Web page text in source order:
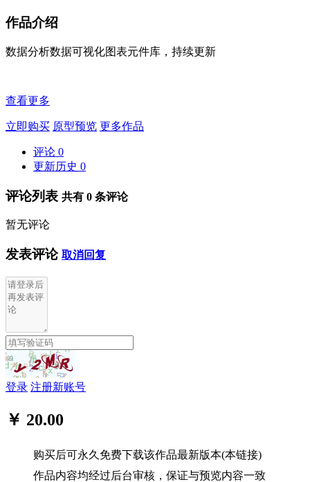
作品介绍
数据分析数据可视化图表元件库，持续更新
查看更多
立即购买 原型预览 更多作品
评论 0
更新历史 0
评论列表 共有 0 条评论
暂无评论
发表评论 取消回复
登录 注册新账号
￥ 20.00
购买后可永久免费下载该作品最新版本(本链接)
作品内容均经过后台审核，保证与预览内容一致